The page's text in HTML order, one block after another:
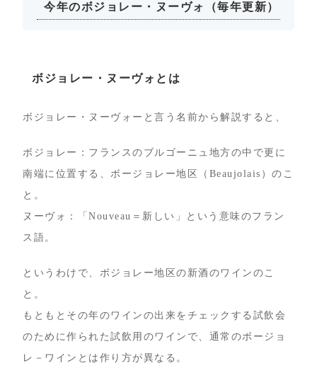
今年のボジョレー・ヌーヴォ（毎年更新）
ボジョレー・ヌーヴォとは
ボジョレー・ヌーヴォーと言う名前から解説すると、
ボジョレー：フランスのブルゴーニュ地方の中で更に
南端に位置する、ボージョレー地区（Beaujolais）のこ
と。
ヌーヴォ：「Nouveau＝新しい」という意味のフラン
ス語。
というわけで、ボジョレー地区の新酒のワインのこ
と。
もともとその年のワインの出来をチェックする試飲会
のために作られた試飲用のワインで、通常のボージョ
レ－ワインとは作り方が異なる。